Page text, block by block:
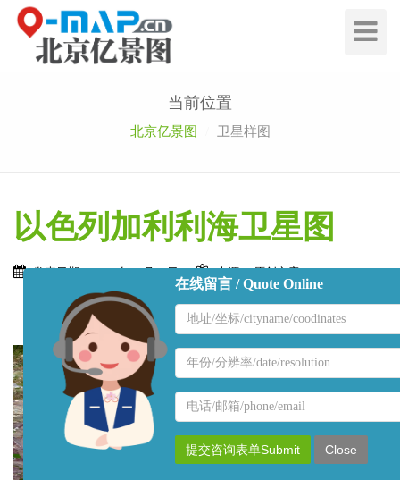
切
导
当前位置
北京亿景图 卫星样图
以色列加利利海卫星图
发表日期： 2021年01月28日 来源： 原创文章
在线留言 / Quote Online
地
区
称
区
称
系
方
式
提交咨询表单Submit Close